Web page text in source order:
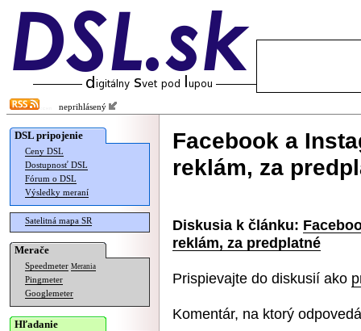
neprihlásený
DSL pripojenie
Ceny DSL
Dostupnosť DSL
Fórum o DSL
Výsledky meraní
Satelitná mapa SR
Merače
Speedmeter Merania
Pingmeter
Googlemeter
Hľadanie
Facebook a
reklám, za
Diskusia k článku:
reklám, za predplatné
Prispievajte do diskusií ako
Komentár, na ktorý